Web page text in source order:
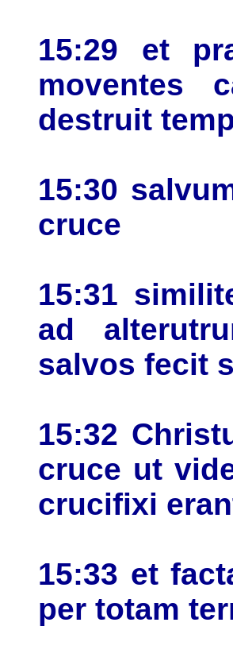
15:29 et
moventes
destruit
15:30
cruce
15:31
ad
salvos fecit
15:32
cruce ut
crucifixi
15:33 et
per totam